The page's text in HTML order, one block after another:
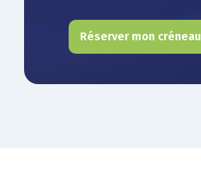
Réserver mon créneau